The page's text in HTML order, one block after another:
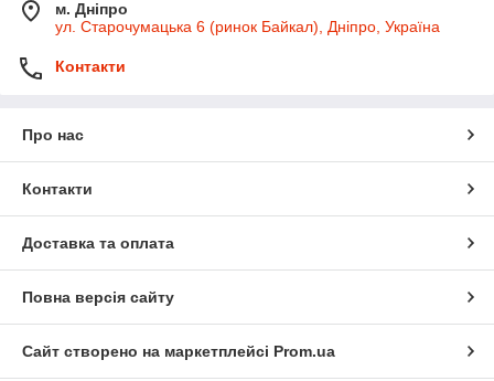
м. Дніпро
ул. Старочумацька 6 (ринок Байкал), Дніпро, Україна
Контакти
Про нас
Контакти
Доставка та оплата
Повна версія сайту
Сайт створено на маркетплейсі Prom.ua